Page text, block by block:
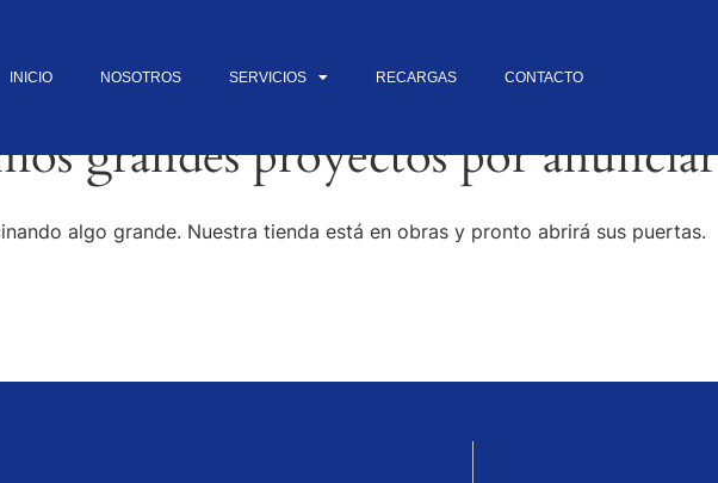
INICIO NOSOTROS SERVICIOS RECARGAS CONTACTO
grandes proyectos por anunciar
algo grande. Nuestra tienda está en obras y pronto abrirá sus puertas.